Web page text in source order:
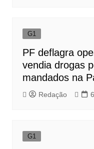
G1
PF deflagra
vendia drogas
mandados na
Redação
G1